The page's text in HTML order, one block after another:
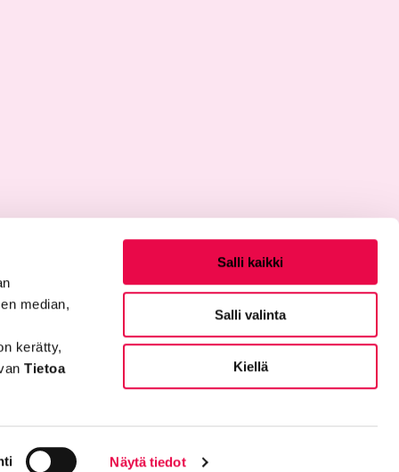
median,
kerätty,
Tietoa
Näytä tiedot
Salli kaikki
Salli valinta
Kiellä
Facebook
X Instagram